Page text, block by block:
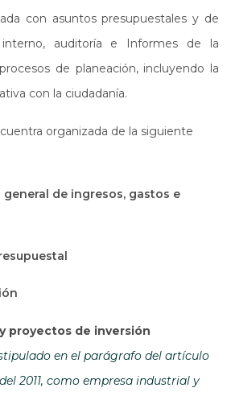
con asuntos presupuestales y de
interno, auditoría e Informes de la
de planeación, incluyendo la
con la ciudadanía.
organizada de la siguiente
general de ingresos, gastos e
proyectos de inversión
en el parágrafo del artículo
2011, como empresa industrial y